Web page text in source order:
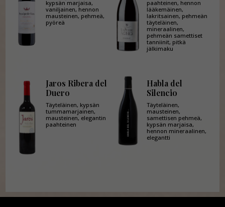
kypsän marjaisa,
vaniljainen, hennon
mausteinen, pehmeä,
pyöreä
paahteinen, hennon
lääkemäinen,
lakritsainen, pehmeän
täyteläinen,
mineraalinen,
pehmeän samettiset
tanniinit, pitkä
jälkimaku
Jaros Ribera del
Duero
Täyteläinen, kypsän
tummamarjainen,
mausteinen, elegantin
paahteinen
Habla del
Silencio
Täyteläinen,
mausteinen,
samettisen pehmeä,
kypsän marjaisa,
hennon mineraalinen,
elegantti